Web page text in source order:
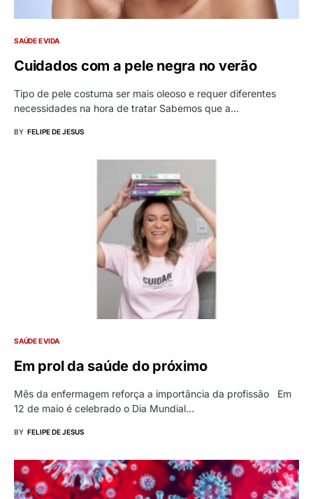
SAÚDE E VIDA
Cuidados com a pele negra no verão
Tipo de pele costuma ser mais oleoso e requer diferentes
necessidades na hora de tratar Sabemos que a…
BY FELIPE DE JESUS
SAÚDE E VIDA
Em prol da saúde do próximo
Mês da enfermagem reforça a importância da profissão Em
12 de maio é celebrado o Dia Mundial…
BY FELIPE DE JESUS